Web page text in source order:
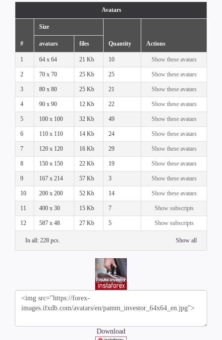
Avatars
#
Size
Quantity Actions
avatars files
1 64 x 64 21 Kb 10 Show these avatars
2 70 x 70 25 Kb 25 Show these avatars
3 80 x 80 25 Kb 21 Show these avatars
4 90 x 90 12 Kb 22 Show these avatars
5 100 x 100 32 Kb 49 Show these avatars
6 110 x 110 14 Kb 24 Show these avatars
7 120 x 120 16 Kb 29 Show these avatars
8 150 x 150 22 Kb 19 Show these avatars
9 167 x 214 57 Kb 3 Show these avatars
10 200 x 200 52 Kb 14 Show these avatars
11 400 x 30 15 Kb 7 Show subscripts
12 587 x 48 27 Kb 5 Show subscripts
In all: 228 pcs. Show all
Download